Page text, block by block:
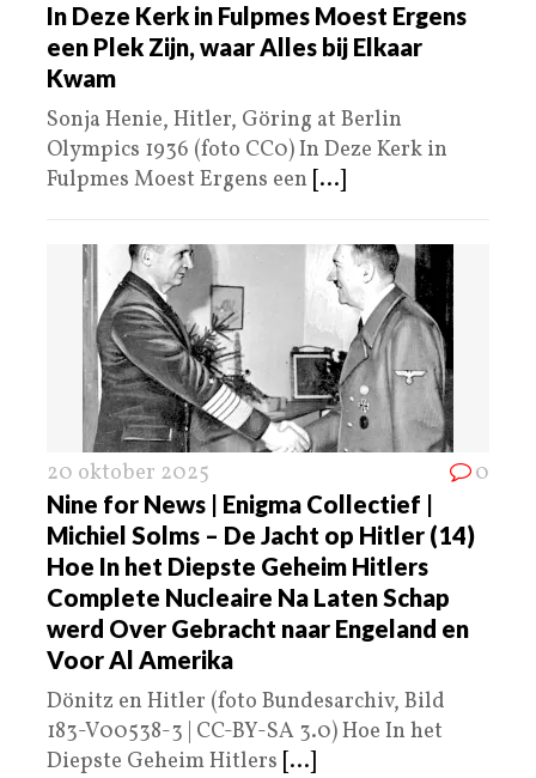
In Deze Kerk in Fulpmes Moest Ergens
een Plek Zijn, waar Alles bij Elkaar
Kwam
Sonja Henie, Hitler, Göring at Berlin
Olympics 1936 (foto CC0) In Deze Kerk in
Fulpmes Moest Ergens een [...]
20 oktober 2025 0
Nine for News | Enigma Collectief |
Michiel Solms – De Jacht op Hitler (14)
Hoe In het Diepste Geheim Hitlers
Complete Nucleaire Na Laten Schap
werd Over Gebracht naar Engeland en
Voor Al Amerika
Dönitz en Hitler (foto Bundesarchiv, Bild
183-V00538-3 | CC-BY-SA 3.0) Hoe In het
Diepste Geheim Hitlers [...]